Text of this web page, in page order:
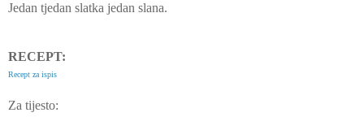
Jedan tjedan slatka jedan slana.
RECEPT:
Recept za ispis
Za tijesto: